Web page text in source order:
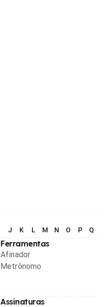
J K L M N O P Q
Ferramentas
Afinador
Metrônomo
Assinaturas